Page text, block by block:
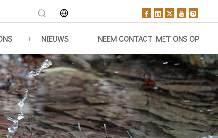
NIEUWS NEEM CONTACT MET ONS OP